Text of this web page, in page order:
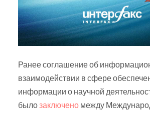
Ранее соглашение об
взаимодействии в сфере
информации о научной
былозаключеномежду